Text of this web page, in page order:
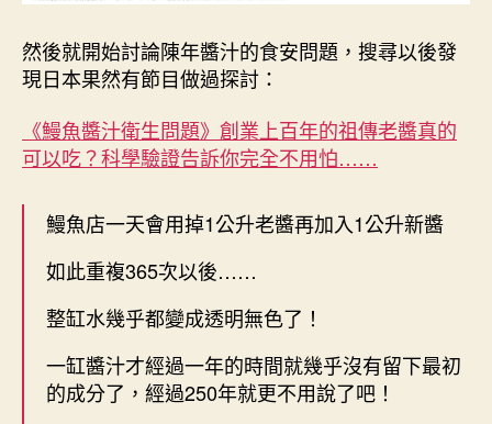
然後就開始討論陳年醬汁的食安問題，搜尋以後發
現日本果然有節目做過探討：
《鰻魚醬汁衛生問題》創業上百年的祖傳老醬真的
可以吃？科學驗證告訴你完全不用怕……
鰻魚店一天會用掉1公升老醬再加入1公升新醬
如此重複365次以後……
整缸水幾乎都變成透明無色了！
一缸醬汁才經過一年的時間就幾乎沒有留下最初
的成分了，經過250年就更不用說了吧！